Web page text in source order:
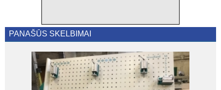
PANAŠŪS SKELBIMAI